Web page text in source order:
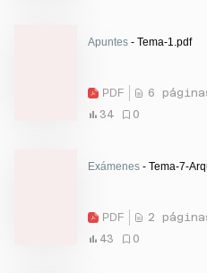
Apuntes - Tema-1.pdf
PDF
6
34
0
Exámenes - Tema-7-
PDF
2
43
0